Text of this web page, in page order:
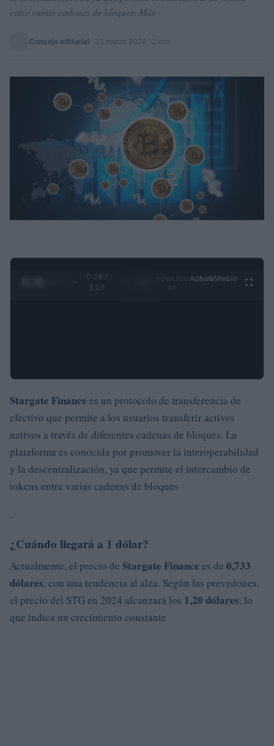
entre varias cadenas de bloques. Más
Consejo editorial 23 marzo 2024 · 2 min
0:28 /
3:09
Ad hubMedia
Stargate Finance es un protocolo de transferencia de
efectivo que permite a los usuarios transferir activos
nativos a través de diferentes cadenas de bloques. La
plataforma es conocida por promover la interoperabilidad
y la descentralización, ya que permite el intercambio de
tokens entre varias cadenas de bloques
.
¿Cuándo llegará a 1 dólar?
Actualmente, el precio de Stargate Finance es de 0,733
dólares, con una tendencia al alza. Según las previsiones,
el precio del STG en 2024 alcanzará los 1,20 dólares, lo
que indica un crecimiento constante